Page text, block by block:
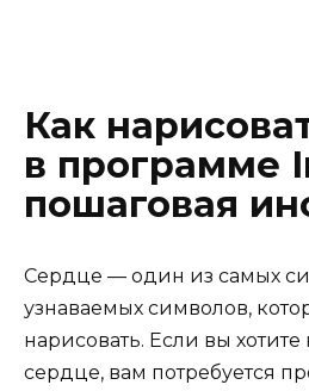
Как
в программе
пошаговая
Сердце — один из самых
узнаваемых символов,
нарисовать. Если вы хотите
сердце, вам потребуется